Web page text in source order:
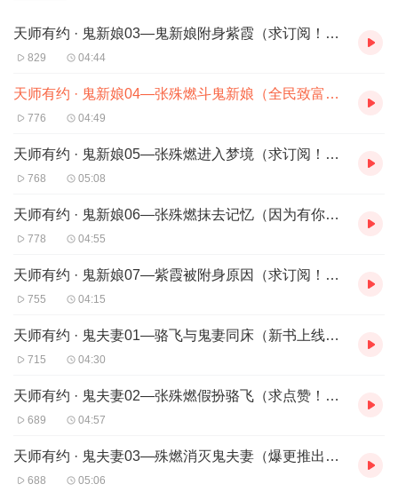
天师有约 · 鬼新娘03—鬼新娘附身紫霞（求订阅！求点赞！求分享！）
829 04:44
天师有约 · 鬼新娘04—张殊燃斗鬼新娘（全民致富奔小康，而我奔向你！）
776 04:49
天师有约 · 鬼新娘05—张殊燃进入梦境（求订阅！求点赞！求分享！）
768 05:08
天师有约 · 鬼新娘06—张殊燃抹去记忆（因为有你，世界变得美丽！）
778 04:55
天师有约 · 鬼新娘07—紫霞被附身原因（求订阅！求点赞！求分享！）
755 04:15
天师有约 · 鬼夫妻01—骆飞与鬼妻同床（新书上线，多多支持！）
715 04:30
天师有约 · 鬼夫妻02—张殊燃假扮骆飞（求点赞！求分享！求月票！）
689 04:57
天师有约 · 鬼夫妻03—殊燃消灭鬼夫妻（爆更推出，求转发，求五星好评！）
688 05:06